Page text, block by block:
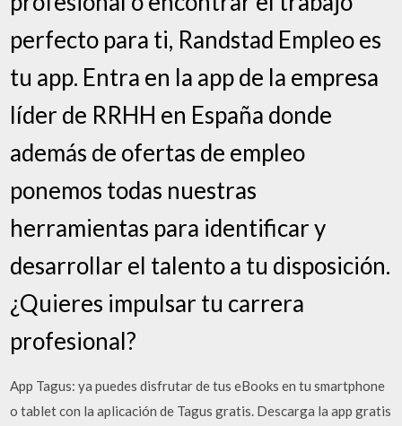
perfecto para ti, Randstad Empleo es
tu app. Entra en la app de la empresa
líder de RRHH en España donde
además de ofertas de empleo
ponemos todas nuestras
herramientas para identificar y
desarrollar el talento a tu disposición.
¿Quieres impulsar tu carrera
profesional?
App Tagus: ya puedes disfrutar de tus eBooks en tu smartphone
o tablet con la aplicación de Tagus gratis. Descarga la app gratis